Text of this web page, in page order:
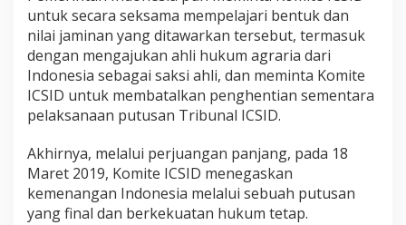
untuk secara seksama mempelajari bentuk dan
nilai jaminan yang ditawarkan tersebut, termasuk
dengan mengajukan ahli hukum agraria dari
Indonesia sebagai saksi ahli, dan meminta Komite
ICSID untuk membatalkan penghentian sementara
pelaksanaan putusan Tribunal ICSID.
Akhirnya, melalui perjuangan panjang, pada 18
Maret 2019, Komite ICSID menegaskan
kemenangan Indonesia melalui sebuah putusan
yang final dan berkekuatan hukum tetap.